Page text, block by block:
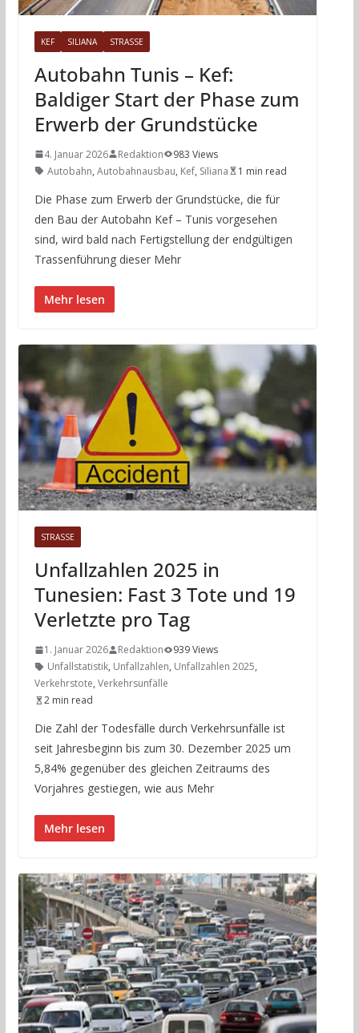
KEF SILIANA STRASSE
Autobahn Tunis – Kef:
Baldiger Start der Phase zum
Erwerb der Grundstücke
4. Januar 2026 Redaktion
983 Views
Autobahn, Autobahnausbau, Kef, Siliana 1 min read
Die Phase zum Erwerb der Grundstücke, die für
den Bau der Autobahn Kef – Tunis vorgesehen
sind, wird bald nach Fertigstellung der endgültigen
Trassenführung dieser Mehr
Mehr lesen
STRASSE
Unfallzahlen 2025 in
Tunesien: Fast 3 Tote und 19
Verletzte pro Tag
1. Januar 2026 Redaktion
939 Views
Unfallstatistik, Unfallzahlen, Unfallzahlen 2025,
Verkehrstote, Verkehrsunfälle
2 min read
Die Zahl der Todesfälle durch Verkehrsunfälle ist
seit Jahresbeginn bis zum 30. Dezember 2025 um
5,84% gegenüber des gleichen Zeitraums des
Vorjahres gestiegen, wie aus Mehr
Mehr lesen